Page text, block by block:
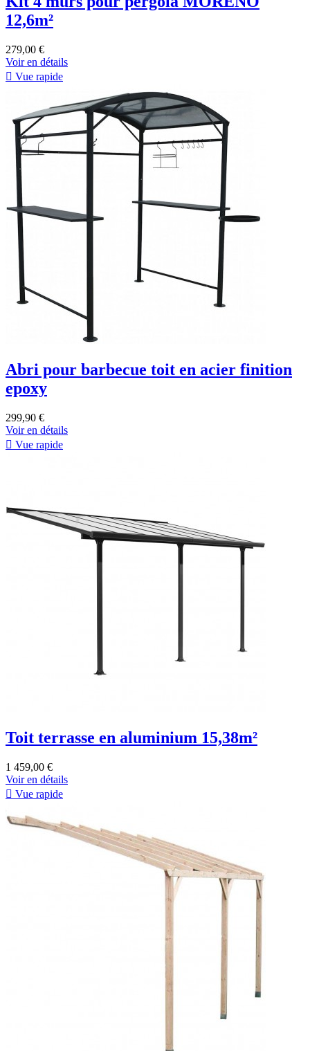
12,6m²
279,00 €
Voir en détails
 Vue rapide
Abri pour barbecue toit en acier finition
epoxy
299,90 €
Voir en détails
 Vue rapide
Toit terrasse en aluminium 15,38m²
1 459,00 €
Voir en détails
 Vue rapide